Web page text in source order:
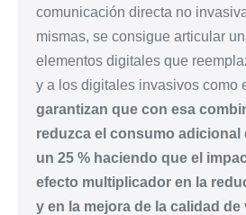
comunicación directa no
mismas, se consigue articular
elementos digitales que
y a los digitales invasivos como
garantizan que con esa
reduzca el consumo adicional
un 25 % haciendo que el
efecto multiplicador en la
y en la mejora de la calidad de